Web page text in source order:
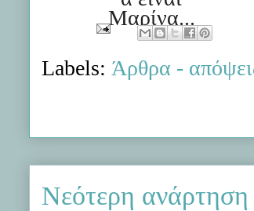
Μαρίνα...
Labels: Άρθρα -
Νεότερη ανάρτηση